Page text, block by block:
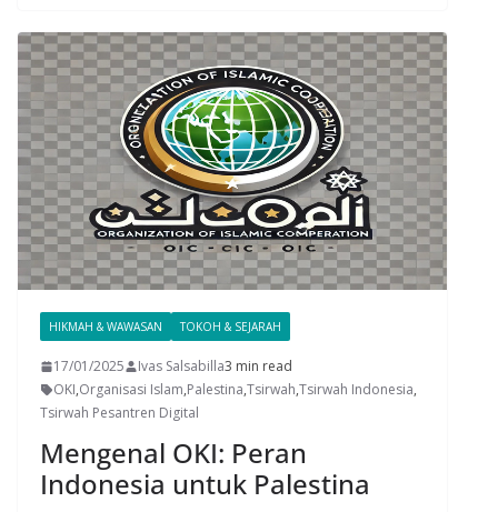
HIKMAH & WAWASAN TOKOH & SEJARAH
17/01/2025 Ivas Salsabilla3 min read
OKI,Organisasi Islam,Palestina,Tsirwah,Tsirwah Indonesia,
Tsirwah Pesantren Digital
Mengenal OKI: Peran
Indonesia untuk Palestina